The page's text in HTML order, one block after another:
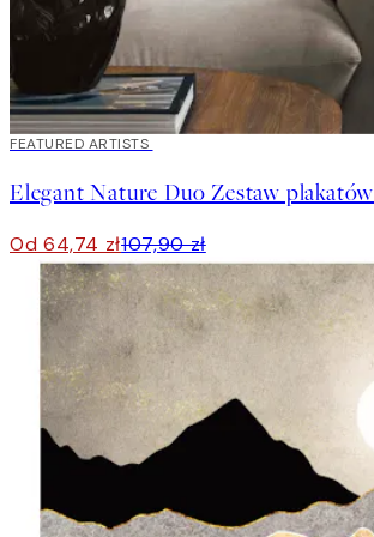
-40%
FEATURED ARTISTS
Elegant Nature Duo Zestaw plakatów
Od 64,74 zł107,90 zł